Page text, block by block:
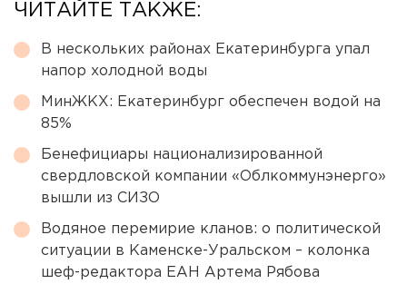
ЧИТАЙТЕ ТАКЖЕ:
В нескольких районах Екатеринбурга упал
напор холодной воды
МинЖКХ: Екатеринбург обеспечен водой на
85%
Бенефициары национализированной
свердловской компании «Облкоммунэнерго»
вышли из СИЗО
Водяное перемирие кланов: о политической
ситуации в Каменске-Уральском – колонка
шеф-редактора ЕАН Артема Рябова